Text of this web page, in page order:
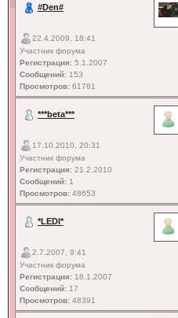
#Den#
22.4.2009, 18:41
Участник форума
Регистрация:5.1.2007
Сообщений:153
Просмотров:61781
***beta***
17.10.2010, 20:31
Участник форума
Регистрация:21.2.2010
Сообщений:1
Просмотров:48653
*LEDI*
2.7.2007, 9:41
Участник форума
Регистрация:18.1.2007
Сообщений:17
Просмотров:48391